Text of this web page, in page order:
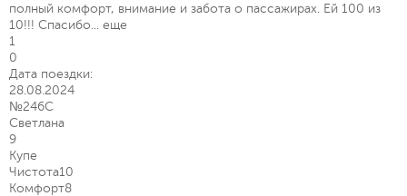
полный комфорт, внимание и забота о пассажирах. Ей 100 из
10!!! Спасибо... еще
1
0
Дата поездки:
28.08.2024
№246С
Светлана
9
Купе
Чистота10
Комфорт8